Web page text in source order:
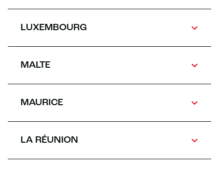
LUXEMBOURG
MALTE
MAURICE
LA RÉUNION